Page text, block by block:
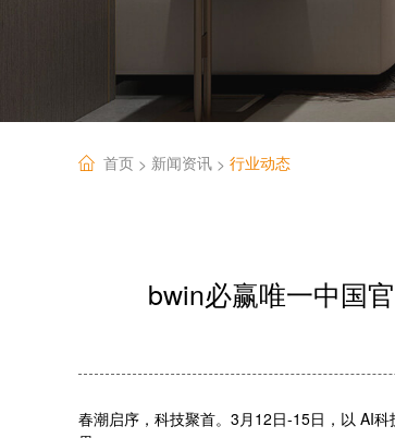
首页 > 新闻资讯 > 行业动态
bwin必赢唯一中国
春潮启序，科技聚首。3月12日-15日，以 AI